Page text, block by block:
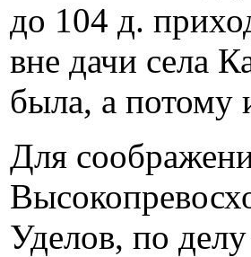
до 104 д.
вне дачи села
была, а потому
Для
Уделов, по